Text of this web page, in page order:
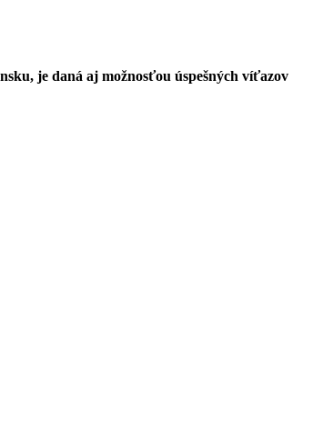
je daná aj možnosťou úspešných víťazov